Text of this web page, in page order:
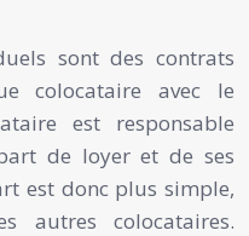
sont des contrats
colocataire avec le
est responsable
de loyer et de ses
est donc plus simple,
colocataires.